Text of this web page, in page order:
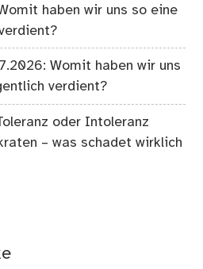
haben wir uns so eine
Womit haben wir uns
verdient?
oder Intoleranz
– was schadet wirklich